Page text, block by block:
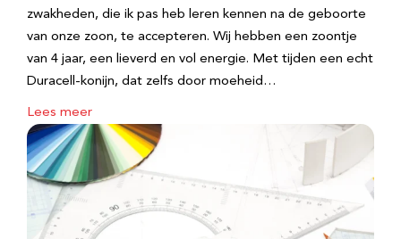
zwakheden, die ik pas heb leren kennen na de geboorte
van onze zoon, te accepteren. Wij hebben een zoontje
van 4 jaar, een lieverd en vol energie. Met tijden een echt
Duracell-konijn, dat zelfs door moeheid…
Lees meer